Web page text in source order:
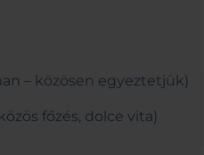
– közösen egyeztetjük)
főzés, dolce vita)